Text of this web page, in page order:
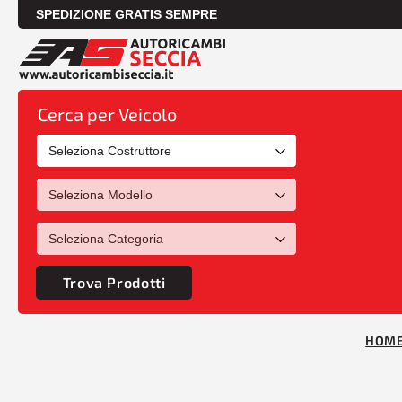
SPEDIZIONE GRATIS SEMPRE
Cerca per Veicolo
Trova Prodotti